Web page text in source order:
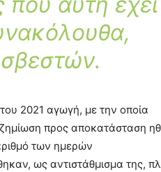
2021 αγωγή, με την οποία
προς αποκατάσταση
των ημερών
ως αντιστάθμισμα της,